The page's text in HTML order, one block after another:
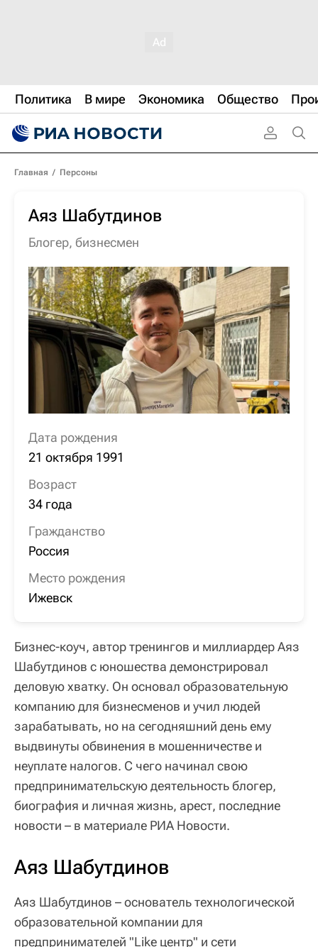
Политика В мире Экономика Общество
Главная / Персоны
Аяз Шабутдинов
блогер, бизнесмен
Дата рождения
21 октября 1991
Возраст
34 года
Гражданство
Россия
Место рождения
Ижевск
Бизнес-коуч, автор тренингов и миллиардер Аяз
Шабутдинов с юношества демонстрировал
деловую хватку. Он основал образовательную
компанию для бизнесменов и учил людей
зарабатывать, но на сегодняшний день ему
выдвинуты обвинения в мошенничестве и
неуплате налогов. С чего начинал свою
предпринимательскую деятельность блогер,
биография и личная жизнь, арест, последние
новости – в материале РИА Новости.
Аяз Шабутдинов
Аяз Шабутдинов – основатель технологической
образовательной компании для
предпринимателей "Like центр" и сети